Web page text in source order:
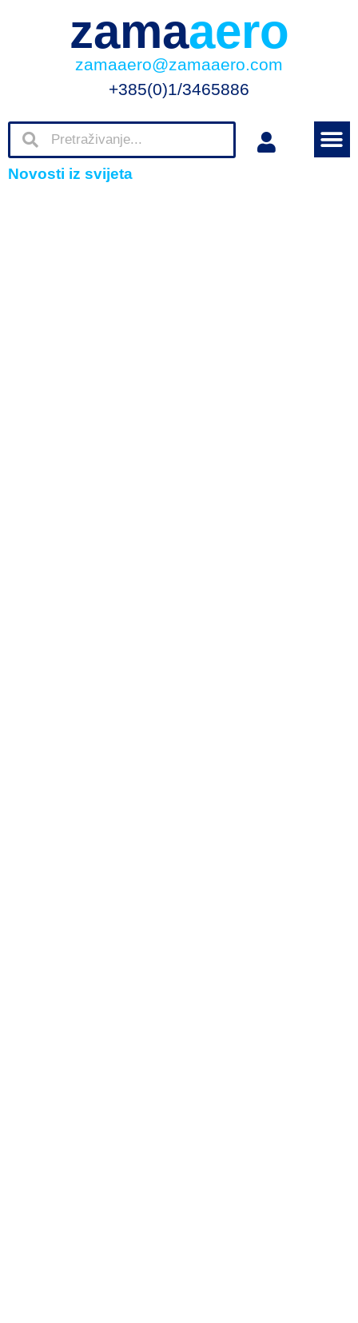
zamaaero
zamaaero@zamaaero.com
+385(0)1/3465886
Novosti iz svijeta